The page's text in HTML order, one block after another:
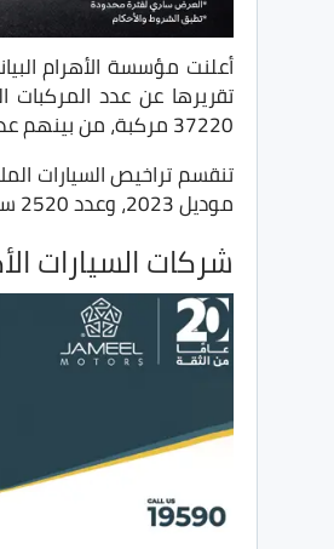
تقريرها عن عدد المركبات
37220 مركبة، من بينهم عدد 15139 سيارة ملاكي زيرو تم ترخيصها.
موديل 2023، وعدد 2520 سيارة موديل 2024، وعدد 11573 سيارة موديل 2025.
شركات السيارات